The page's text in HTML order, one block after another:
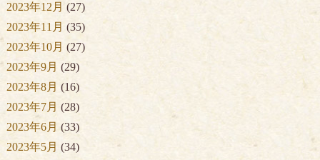
2023年12月 (27)
2023年11月 (35)
2023年10月 (27)
2023年9月 (29)
2023年8月 (16)
2023年7月 (28)
2023年6月 (33)
2023年5月 (34)